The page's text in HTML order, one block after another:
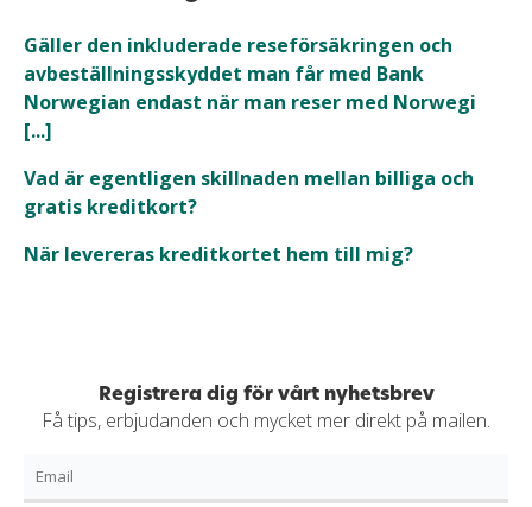
Gäller den inkluderade reseförsäkringen och
avbeställningsskyddet man får med Bank
Norwegian endast när man reser med Norwegi
[...]
Vad är egentligen skillnaden mellan billiga och
gratis kreditkort?
När levereras kreditkortet hem till mig?
Registrera dig för vårt nyhetsbrev
Få tips, erbjudanden och mycket mer direkt på mailen.